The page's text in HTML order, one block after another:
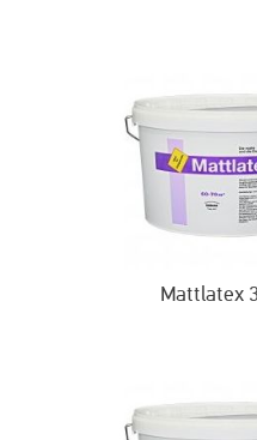
Mattlatex